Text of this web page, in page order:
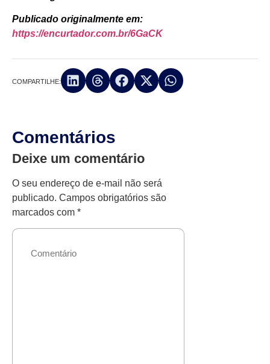
Publicado originalmente em:
https://encurtador.com.br/6GaCK
COMPARTILHE:
Comentários
Deixe um comentário
O seu endereço de e-mail não será
publicado. Campos obrigatórios são
marcados com *